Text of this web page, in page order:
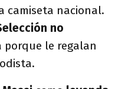
camiseta nacional.
no
porque le regalan